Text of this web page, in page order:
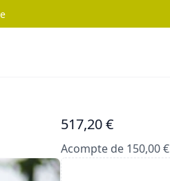
517,20 €
Acompte de 150,00 €